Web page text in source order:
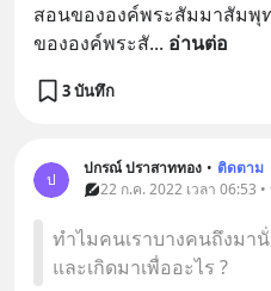
สอนขององค์พระสัมมาสัมพุ
ขององค์พระสั... อ่านต่อ
3 บันทึก
ป
ปกรณ์ ปราสาททอง • ติดตาม
22 ก.ค. 2022 เวลา 06:53
ทำไมคนเราบางคนถึงมานั่
และเกิดมาเพื่ออะไร ?